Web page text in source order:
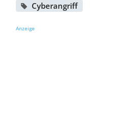
Cyberangriff
Anzeige